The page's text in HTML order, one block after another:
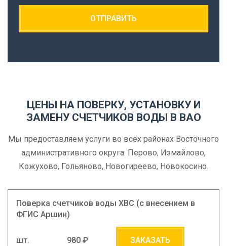
ЦЕНЫ НА ПОВЕРКУ, УСТАНОВКУ И
ЗАМЕНУ СЧЕТЧИКОВ ВОДЫ В ВАО
Мы предоставляем услуги во всех районах Восточного
административного округа: Перово, Измайлово,
Кожухово, Гольяново, Новогиреево, Новокосино.
Поверка счетчиков воды ХВС (с внесением в
ФГИС Аршин)
шт. 980 ₽ ЗАКАЗАТЬ